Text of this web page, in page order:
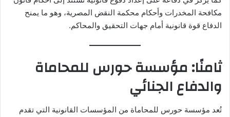
مكافحة المخدرات وأحكام محكمة النقض المصرية، وهو ما يمنح
الدفاع قوة قانونية أمام جهات التحقيق والمحاكم.
ثامنًا: مؤسسة حورس للمحاماة
والدفاع الجنائي
تُعد مؤسسة حورس للمحاماة من المؤسسات القانونية التي تقدم